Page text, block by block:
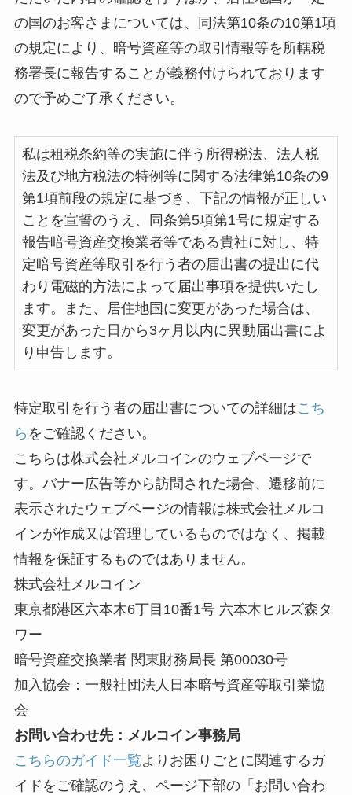
の国のお客さまについては、同法第10条の10第1項
の規定により、暗号資産等の取引情報等を所轄税
務署長に報告することが義務付けられております
ので予めご了承ください。
私は租税条約等の実施に伴う所得税法、法人税
法及び地方税法の特例等に関する法律第10条の9
第1項前段の規定に基づき、下記の情報が正しい
ことを宣誓のうえ、同条第5項第1号に規定する
報告暗号資産交換業者等である貴社に対し、特
定暗号資産等取引を行う者の届出書の提出に代
わり電磁的方法によって届出事項を提供いたし
ます。また、居住地国に変更があった場合は、
変更があった日から3ヶ月以内に異動届出書によ
り申告します。
特定取引を行う者の届出書についての詳細はこち
ら をご確認ください。
こちらは株式会社メルコインのウェブページで
す。バナー広告等から訪問された場合、遷移前に
表示されたウェブページの情報は株式会社メルコ
インが作成又は管理しているものではなく、掲載
情報を保証するものではありません。
株式会社メルコイン
東京都港区六本木6丁目10番1号 六本木ヒルズ森タ
ワー
暗号資産交換業者 関東財務局長 第00030号
加入協会：一般社団法人日本暗号資産等取引業協
会
お問い合わせ先：メルコイン事務局
こちらのガイド一覧よりお困りごとに関連するガ
イドをご確認のうえ、ページ下部の「お問い合わ